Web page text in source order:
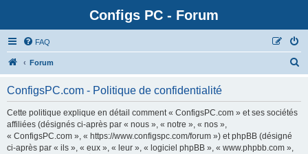
Configs PC - Forum
FAQ
Forum
ConfigsPC.com - Politique de confidentialité
Cette politique explique en détail comment « ConfigsPC.com » et ses sociétés
affiliées (désignés ci-après par « nous », « notre », « nos »,
« ConfigsPC.com », « https://www.configspc.com/forum ») et phpBB (désigné
ci-après par « ils », « eux », « leur », « logiciel phpBB », « www.phpbb.com »,